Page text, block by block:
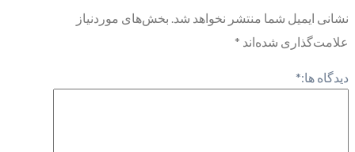
نشانی ایمیل شما منتشر نخواهد شد. بخش‌های موردنیاز
علامت‌گذاری شده‌اند *
دیدگاه ها:*